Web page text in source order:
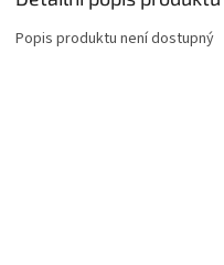
Popis produktu není dostupný